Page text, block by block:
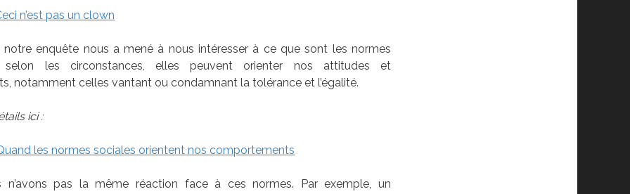
n’est pas un clown
notre enquête nous a mené à nous intéresser à ce que sont les normes
selon les circonstances, elles peuvent orienter nos attitudes et
notamment celles vantant ou condamnant la tolérance et l’égalité.
ici :
les normes sociales orientent nos comportements
n’avons pas la même réaction face à ces normes. Par exemple, un